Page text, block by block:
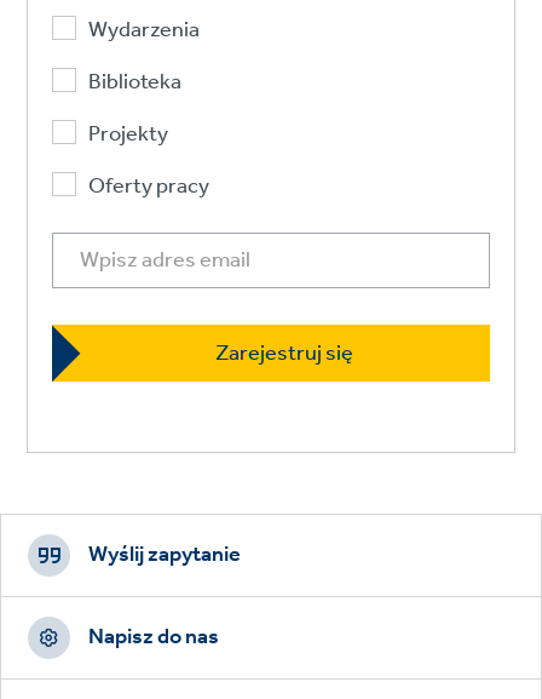
Wydarzenia
Biblioteka
Projekty
Oferty pracy
Footer
CTAs
Wyślij zapytanie
Napisz do nas